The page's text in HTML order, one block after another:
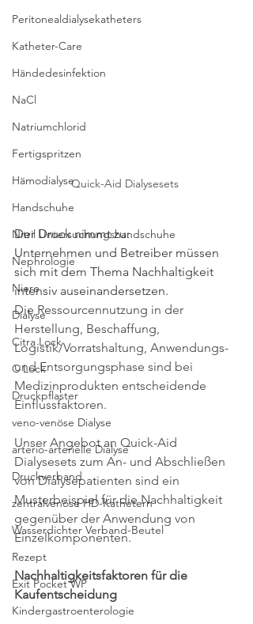
Peritonealdialysekatheters
Katheter-Care
Händedesinfektion
NaCl
Natriumchlorid
Fertigspritzen
Hämodialyse
Handschuhe
Nitril Untersuchungshandschuhe
Nephrologie
Niere
Dialyse
Citra Lock
C Lock
Druckpflaster
veno-venöse Dialyse
arterio-arterielle Dialyse
Druckverband
zentralvenöse HD-Kathetern
Wasserdichter Verband-Beutel
Rezept
Exit Pocket WP
Kindergastroenterologie
Quick-Aid Dialysesets
Der Druck nimmt zu:
Unternehmen und Betreiber müssen
sich mit dem Thema Nachhaltigkeit
intensiv auseinandersetzen.
Die Ressourcennutzung in der
Herstellung, Beschaffung,
Logistik/Vorratshaltung, Anwendungs-
und Entsorgungsphase sind bei
Medizinprodukten entscheidende
Einflussfaktoren.
Unser Angebot an Quick-Aid
Dialysesets zum An- und Abschließen
von Dialysepatienten sind ein
Musterbeispiel für die Nachhaltigkeit
gegenüber der Anwendung von
Einzelkomponenten.
Nachhaltigkeitsfaktoren für die
Kaufentscheidung